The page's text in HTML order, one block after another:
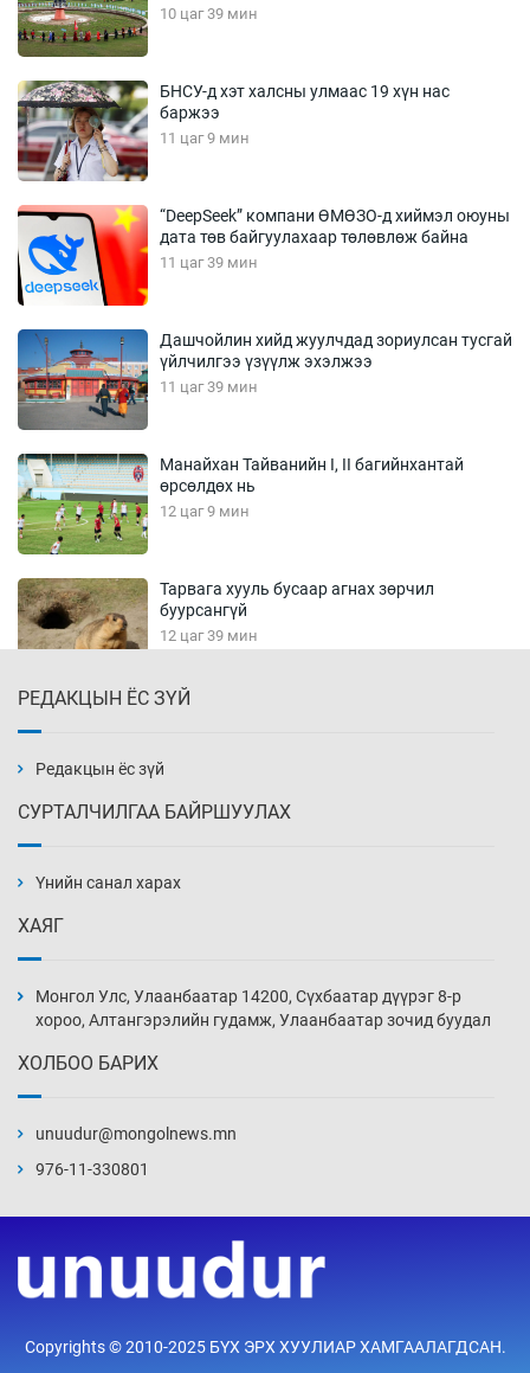
10 цаг 39 мин
БНСУ-д хэт халсны улмаас 19 хүн нас
баржээ
11 цаг 9 мин
“DeepSeek” компани ӨМӨЗО-д хиймэл оюуны
дата төв байгуулахаар төлөвлөж байна
11 цаг 39 мин
Дашчойлин хийд жуулчдад зориулсан тусгай
үйлчилгээ үзүүлж эхэлжээ
11 цаг 39 мин
Манайхан Тайванийн I, II багийнхантай
өрсөлдөх нь
12 цаг 9 мин
Тарвага хууль бусаар агнах зөрчил
буурсангүй
12 цаг 39 мин
13 цаг 9 мин
13 цаг 39 мин
14 цаг 9 мин
хэмжээг шинэчлэн тогтоох нь
15 цаг 9 мин
мөнгө, хүрэл медаль хүртэв
РЕДАКЦЫН ЁС ЗҮЙ
Редакцын ёс зүй
СУРТАЛЧИЛГАА БАЙРШУУЛАХ
Үнийн санал харах
ХАЯГ
Монгол Улс, Улаанбаатар 14200, Сүхбаатар дүүрэг 8-р
хороо, Алтангэрэлийн гудамж, Улаанбаатар зочид буудал
ХОЛБОО БАРИХ
unuudur@mongolnews.mn
976-11-330801
Copyrights © 2010-2025 БҮХ ЭРХ ХУУЛИАР ХАМГААЛАГДСАН.